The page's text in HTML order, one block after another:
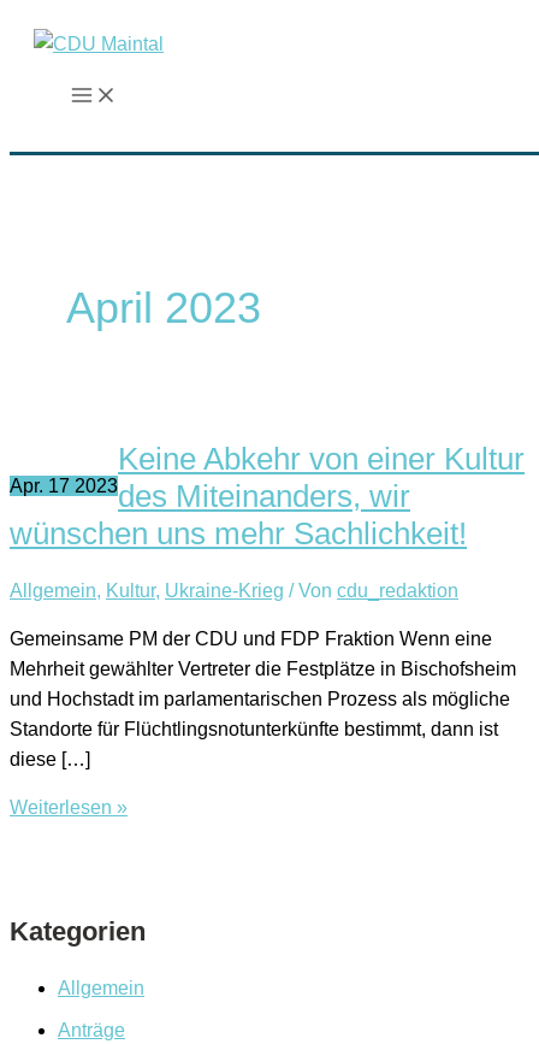
Inhalt
springen
April 2023
Apr. 17 2023
Keine Abkehr von einer Kultur
des Miteinanders, wir
wünschen uns mehr Sachlichkeit!
Allgemein, Kultur, Ukraine-Krieg / Von cdu_redaktion
Gemeinsame PM der CDU und FDP Fraktion Wenn eine
Mehrheit gewählter Vertreter die Festplätze in Bischofsheim
und Hochstadt im parlamentarischen Prozess als mögliche
Standorte für Flüchtlingsnotunterkünfte bestimmt, dann ist
diese […]
Keine
Kultur
Miteinanders,
Weiterlesen »
Kategorien
Allgemein
Anträge